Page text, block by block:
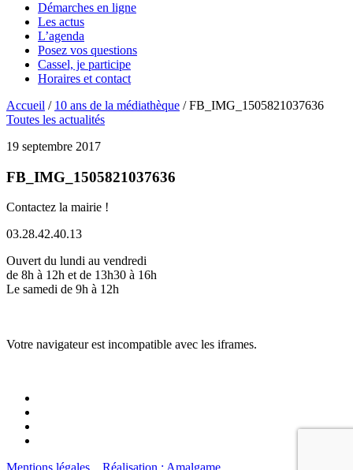
Démarches en ligne
Les actus
L’agenda
Posez vos questions
Cassel, je participe
Horaires et contact
Accueil / 10 ans de la médiathèque /FB_IMG_1505821037636
Toutes les actualités
19 septembre 2017
FB_IMG_1505821037636
Contactez la mairie !
03.28.42.40.13
Ouvert du lundi au vendredi
de 8h à 12h et de 13h30 à 16h
Le samedi de 9h à 12h
Votre navigateur est incompatible avec les iframes.